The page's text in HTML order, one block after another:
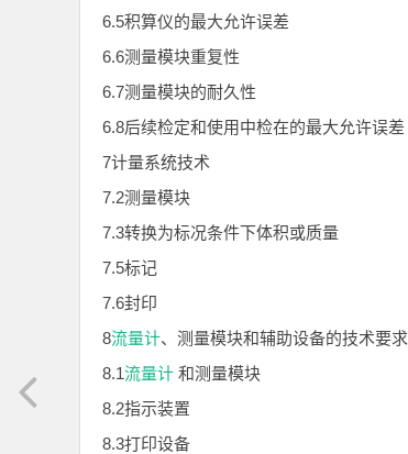
6.5积算仪的最大允许误差
6.6测量模块重复性
6.7测量模块的耐久性
6.8后续检定和使用中检在的最大允许误差
7计量系统技术
7.2测量模块
7.3转换为标况条件下体积或质量
7.5标记
7.6封印
8流量计、测量模块和辅助设备的技术要求
8.1流量计 和测量模块
8.2指示装置
8.3打印设备